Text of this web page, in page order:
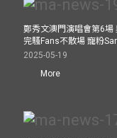
鄭秀文澳門演唱會第6場
完騷Fans不散場 寵粉
2025-05-19
More